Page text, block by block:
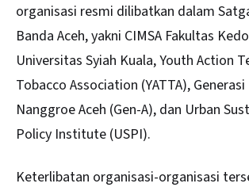
organisasi resmi dilibatkan dalam
Banda Aceh, yakni CIMSA Fakultas
Universitas Syiah Kuala, Youth Action
Tobacco Association (YATTA),
Nanggroe Aceh (Gen-A), dan Urban
Policy Institute (USPI).
Keterlibatan organisasi-organisasi